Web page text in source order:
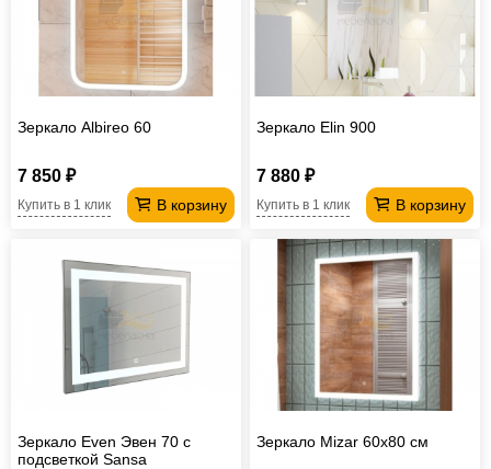
Зеркало Albireo 60
7 850 ₽
В корзину
Купить в 1 клик
Зеркало Elin 900
7 880 ₽
В корзину
Купить в 1 клик
Зеркало Even Эвен 70 с
подсветкой Sansa
Зеркало Mizar 60х80 см